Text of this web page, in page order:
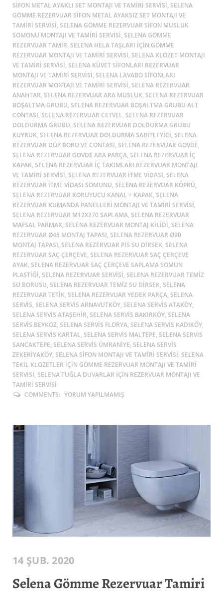
SIFON METAL AYAKLI SET MONTAJI VE TAMIRI SERVISI, SELENA
GÖMME REZERVUAR SIFON METAL AYAKSIZ SET MONTAJI VE
TAMIRI SERVISI, SELENA GÖMME REZERVUAR SIFON MUSLUK
SOMONU MONTAJI VE TAMIRI SERVISI, SELENA GÖMME
REZERVUAR TAMIR, SELENA HELA TAŞLARI IÇIN GÖMME
REZERVUAR MONTAJI VE TAMIRI SERVISI, SELENA KLOZET MONTAJI
VE TAMIRI SERVISI, SELENA KÜVET SIFONLARI REZERVUAR
MONTAJI VE TAMIRI SERVISI, SELENA LAVABO SIFONLARI
REZERVUAR MONTAJI VE TAMIRI SERVISI, SELENA REZERVUAR
ANAHTAR, SELENA REZERVUAR ARA MUSLUK, SELENA REZERVUAR
BOŞALTMA GRUBU, SELENA REZERVUAR BOŞALTMA GRUBU ALT
CONTASI, SELENA REZERVUAR CETVEL, SELENA REZERVUAR
DOLDURMA GRUBU, SELENA REZERVUAR DOLDURMA GRUBU
KUYRUK, SELENA REZERVUAR DOLDURMA SABITLEYICI, SELENA
REZERVUAR DÜZ BORU VE CONTASI, SELENA REZERVUAR GÖVDE,
SELENA REZERVUAR GÖVDE ARA PARÇA, SELENA REZERVUAR IÇ
KAPAK, SELENA REZERVUAR IÇ TAKIMLARI REZERVUAR MONTAJI
VE TAMIRI SERVISI, SELENA REZERVUAR ITME VIDASI, SELENA
REZERVUAR ITME VIDASI SOMUNU, SELENA REZERVUAR KÖPRÜ,
SELENA REZERVUAR KORUYUCU KANAL + KAPAK, SELENA
REZERVUAR KUMANDA PANELLERI MONTAJI VE TAMIRI SERVISI,
SELENA REZERVUAR M12X270 SAPLAMA, SELENA REZERVUAR
MAFSAL PARMAK, SELENA REZERVUAR MONTAJ KILIDI, SELENA
REZERVUAR Ø45 MONTAJ TAPASI, SELENA REZERVUAR Ø90
MONTAJ TAPASI, SELENA REZERVUAR PIS SU DIRSEK, SELENA
REZERVUAR SAÇ ÇERÇEVE, SELENA REZERVUAR SAÇ ÇERÇEVE
AYAK, SELENA REZERVUAR SAÇ ÇERÇEVE SAPLAMA SOMUN
PLASTIĞI, SELENA REZERVUAR SERVISI, SELENA REZERVUAR TEMIZ
SU BORUSU, SELENA REZERVUAR TEMIZ SU DIRSEK, SELENA
REZERVUAR TETIK, SELENA REZERVUAR YEDEK PARÇA, SELENA
SERVIS, SELENA SERVIS ARNAVUTKÖY, SELENA SERVIS ATAKÖY,
SELENA SERVIS ATAŞEHIR, SELENA SERVIS BAKIRKÖY, SELENA
SERVIS BEYKOZ, SELENA SERVIS FLORYA, SELENA SERVIS KADIKÖY,
SELENA SERVIS KARTAL, SELENA SERVIS MALTEPE, SELENA SERVIS
SANCAKTEPE, SELENA SERVIS ÜMRANIYE, SELENA SERVIS
ZEKERIYAKÖY, SELENA SIFON MONTAJI VE TAMIRI SERVISI, SELENA
TEKIL KLOZETLER IÇIN GÖMME REZERVUAR MONTAJI VE TAMIRI
SERVISI, SELENA TUĞLA DUVARLAR IÇIN REZERVUAR MONTAJI VE
TAMIRI SERVISI
COMMENTS: YORUM YAPILMAMIŞ
14 ŞUB. 2020
Selena Gömme Rezervuar Tamiri